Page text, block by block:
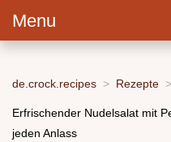
Menu
de.crock.recipes Rezepte
Erfrischender Nudelsalat mit
jeden Anlass